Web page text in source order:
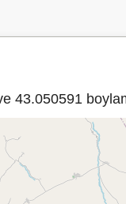
43.050591